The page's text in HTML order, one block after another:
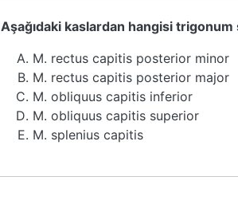
Aşağıdaki kaslardan hangisi trigonum
M. rectus capitis posterior minor
M. rectus capitis posterior major
M. obliquus capitis inferior
M. obliquus capitis superior
M. splenius capitis